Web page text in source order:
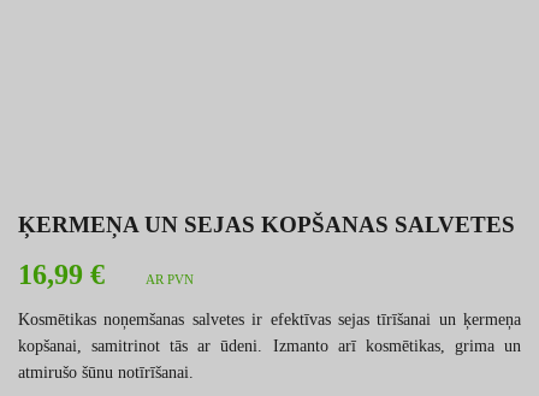
ĶERMEŅA UN SEJAS KOPŠANAS SALVETES
16,99 € AR PVN
Kosmētikas noņemšanas salvetes ir efektīvas sejas tīrīšanai un ķermeņa
kopšanai, samitrinot tās ar ūdeni. Izmanto arī kosmētikas, grima un
atmirušo šūnu notīrīšanai.